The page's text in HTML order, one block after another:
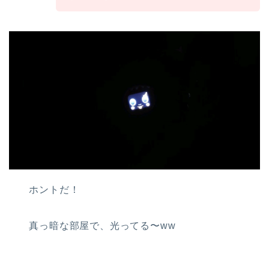
ホントだ！
真っ暗な部屋で、光ってる〜ww